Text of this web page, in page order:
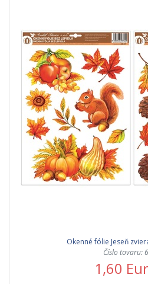
Okenné fólie Jeseň
Číslo tovaru:
1,60 Eur